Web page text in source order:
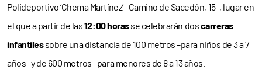
Polideportivo ‘Chema Martínez’ –Camino de Sacedón, 15–, lugar en
el que a partir de las12:00 horasse celebrarán doscarreras
infantilessobre una distancia de 100 metros –para niños de 3 a 7
años– y de 600 metros –para menores de 8 a 13 años.